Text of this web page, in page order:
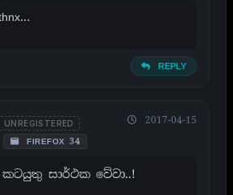
REPLY
UNREGISTERED
FIREFOX 34
2017-04-15
සාර්ථක වේවා..!